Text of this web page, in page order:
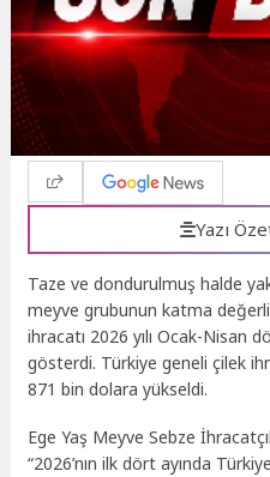
Yazı
Taze ve dondurulmuş halde
meyve grubunun katma
ihracatı 2026 yılı Ocak-Nisan
gösterdi. Türkiye geneli çilek
871 bin dolara yükseldi.
Ege Yaş Meyve Sebze
“2026’nın ilk dört ayında